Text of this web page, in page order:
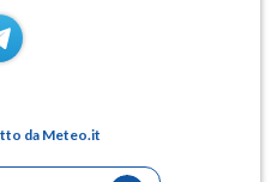
da Meteo.it